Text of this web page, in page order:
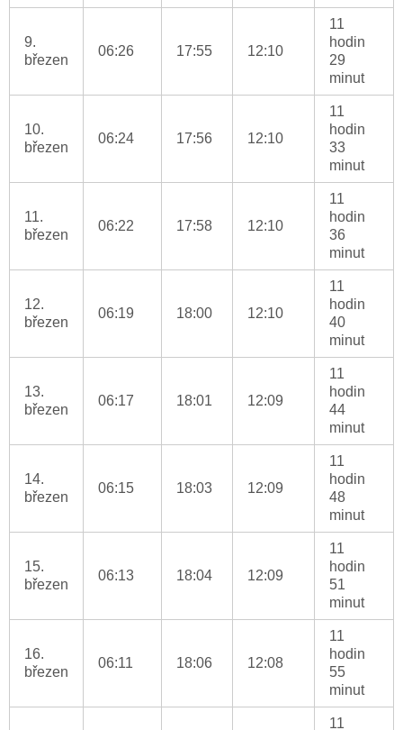
9.
březen
06:26 17:55 12:10
11
hodin
29
minut
10.
březen
06:24 17:56 12:10
11
hodin
33
minut
11.
březen
06:22 17:58 12:10
11
hodin
36
minut
12.
březen
06:19 18:00 12:10
11
hodin
40
minut
13.
březen
06:17 18:01 12:09
11
hodin
44
minut
14.
březen
06:15 18:03 12:09
11
hodin
48
minut
15.
březen
06:13 18:04 12:09
11
hodin
51
minut
16.
březen
06:11 18:06 12:08
11
hodin
55
minut
11